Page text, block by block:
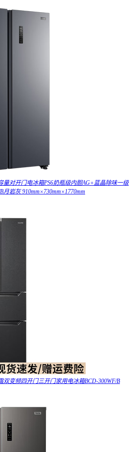
量对开门电冰箱PS6奶瓶级内胆AG+蓝晶除味一级
岩灰 910mm×730mm×1770mm
双变频四开门三开门家用电冰箱BCD-300WF/B